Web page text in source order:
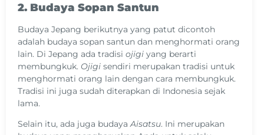
2. Budaya Sopan Santun
Budaya Jepang berikutnya yang patut dicontoh
adalah budaya sopan santun dan menghormati orang
lain. Di Jepang ada tradisi ojigi yang berarti
membungkuk. Ojigi sendiri merupakan tradisi untuk
menghormati orang lain dengan cara membungkuk.
Tradisi ini juga sudah diterapkan di Indonesia sejak
lama.
Selain itu, ada juga budayaAisatsu. Ini merupakan